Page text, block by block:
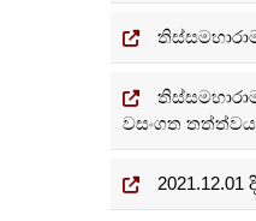
වසංගත